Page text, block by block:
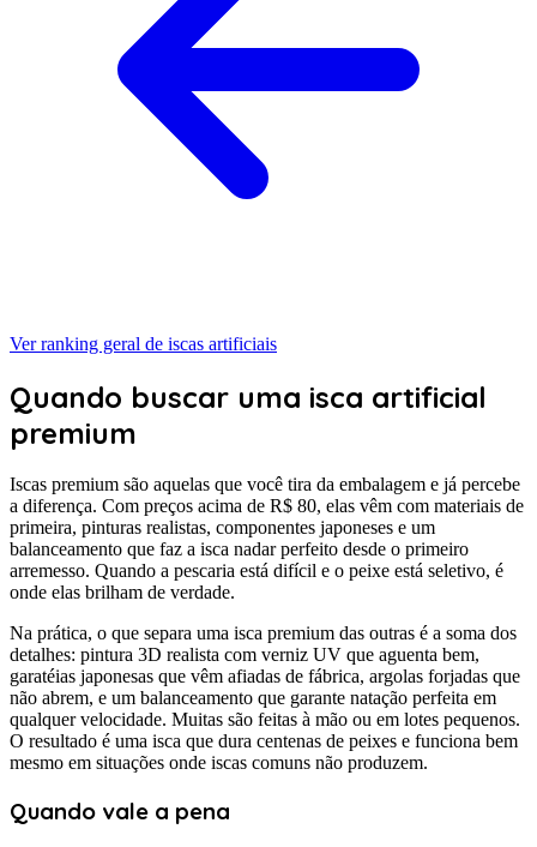
Ver ranking geral de iscas artificiais
Quando buscar uma isca artificial
premium
Iscas premium são aquelas que você tira da embalagem e já percebe
a diferença. Com preços acima de R$ 80, elas vêm com materiais de
primeira, pinturas realistas, componentes japoneses e um
balanceamento que faz a isca nadar perfeito desde o primeiro
arremesso. Quando a pescaria está difícil e o peixe está seletivo, é
onde elas brilham de verdade.
Na prática, o que separa uma isca premium das outras é a soma dos
detalhes: pintura 3D realista com verniz UV que aguenta bem,
garatéias japonesas que vêm afiadas de fábrica, argolas forjadas que
não abrem, e um balanceamento que garante natação perfeita em
qualquer velocidade. Muitas são feitas à mão ou em lotes pequenos.
O resultado é uma isca que dura centenas de peixes e funciona bem
mesmo em situações onde iscas comuns não produzem.
Quando vale a pena